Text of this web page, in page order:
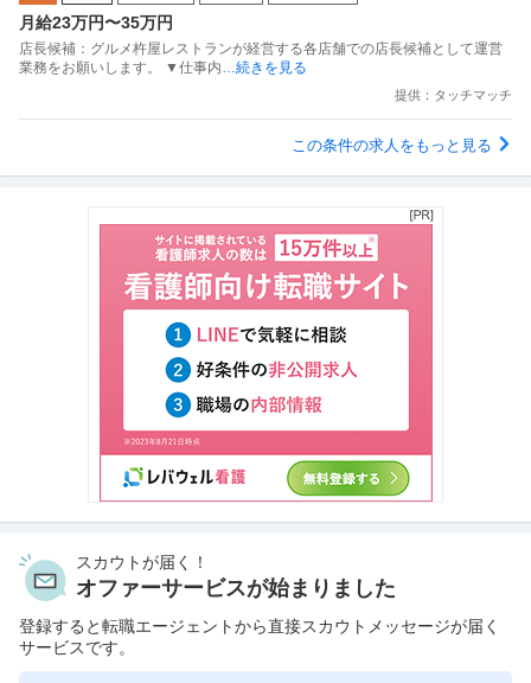
月給23万円〜35万円
店長候補：グルメ杵屋レストランが経営する各店舗での店長候補として運営
業務をお願いします。 ▼仕事内 …続きを見る
提供：タッチマッチ
この条件の求人をもっと見る
スカウトが届く！
オファーサービスが始まりました
登録すると転職エージェントから直接スカウトメッセージが届く
サービスです。